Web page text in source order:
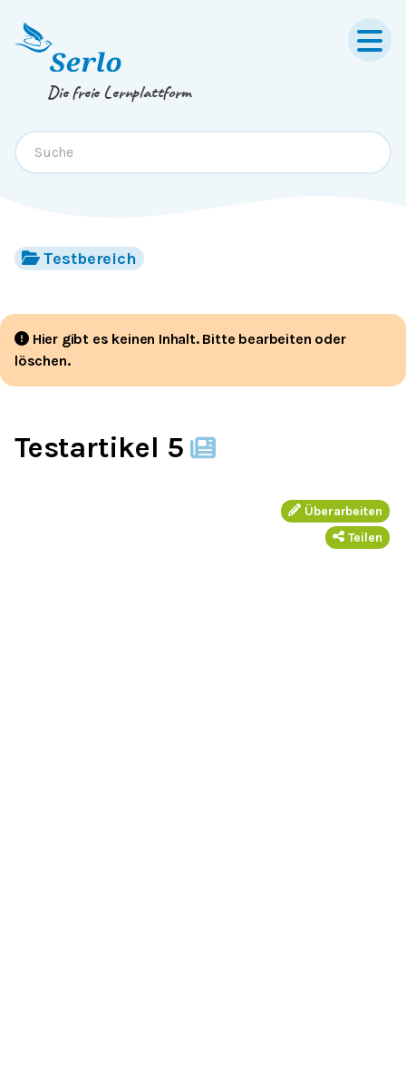
Springe zum
Die freie Lernplattform
Testbereich
Hier gibt es keinen Inhalt. Bitte bearbeiten oder
löschen.
Testartikel 5
Überarbeiten
Teilen